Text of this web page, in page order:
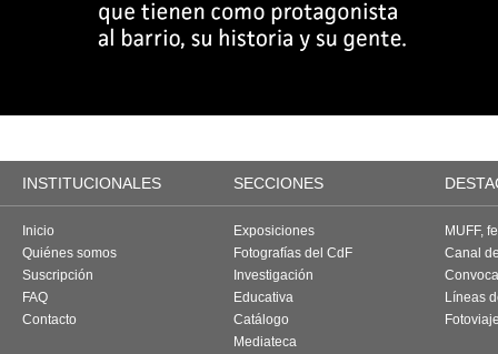
INSTITUCIONALES SECCIONES
Inicio
Quiénes somos
Suscripción
FAQ
Contacto
Exposiciones
Fotografías del CdF
Investigación
Educativa
Catálogo
Mediateca
MUFF,
Canal
Líneas